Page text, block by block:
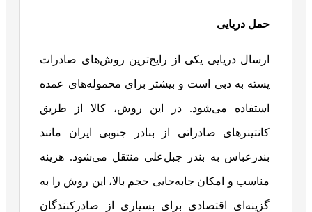
حمل دریایی
ارسال دریایی یکی از رایج‌ترین روش‌های صادرات
پسته به دبی است و بیشتر برای محموله‌های عمده
استفاده می‌شود. در این روش، کالا از طریق
کانتینرهای صادراتی از بنادر جنوبی ایران مانند
بندرعباس به بندر جبل‌علی منتقل می‌شود. هزینه
مناسب و امکان جابه‌جایی حجم بالا، این روش را به
گزینه‌ای اقتصادی برای بسیاری از صادرکنندگان